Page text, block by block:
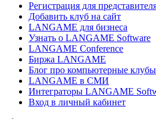
Регистрация для
Добавить клуб на сайт
LANGAME для бизнеса
Узнать о LANGAME Software
LANGAME Conference
Биржа LANGAME
Блог про компьютерные клубы
LANGAME в СМИ
Интеграторы LANGAME
Вход в личный кабинет